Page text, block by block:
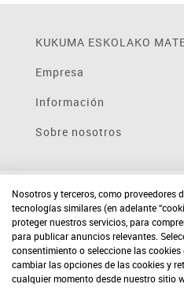
KUKUMA ESKOLAKO
Empresa
Información
Sobre nosotros
Nosotros y terceros, como proveedores
tecnologías similares (en adelante
proteger nuestros servicios, para
para publicar anuncios relevantes.
consentimiento o seleccione las
cambiar las opciones de las cookies y
cualquier momento desde nuestro sitio